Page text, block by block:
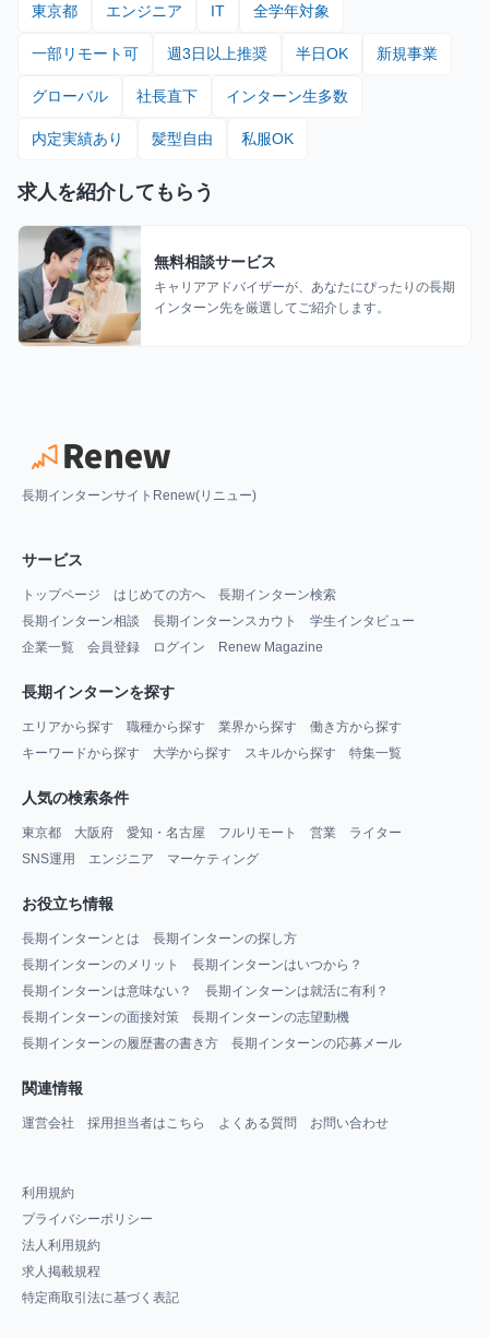
東京都 エンジニア IT 全学年対象
一部リモート可 週3日以上推奨 半日OK 新規事業
グローバル 社長直下 インターン生多数
内定実績あり 髪型自由 私服OK
求人を紹介してもらう
無料相談サービス
キャリアアドバイザーが、あなたにぴったりの長期
インターン先を厳選してご紹介します。
長期インターンサイトRenew(リニュー)
サービス
トップページ はじめての方へ
長期インターン検索
長期インターン相談
長期インターンスカウト
学生インタビュー
企業一覧
会員登録 ログイン Renew Magazine
長期インターンを探す
エリアから探す 職種から探す 業界から探す
働き方から探す
キーワードから探す
大学から探す スキルから探す 特集一覧
人気の検索条件
東京都 大阪府 愛知・名古屋 フルリモート 営業
ライター
SNS運用
エンジニア マーケティング
お役立ち情報
長期インターンとは
長期インターンの探し方
長期インターンのメリット
長期インターンはいつから？
長期インターンは意味ない？
長期インターンは就活に有利？
長期インターンの面接対策
長期インターンの志望動機
長期インターンの履歴書の書き方
長期インターンの応募メール
関連情報
運営会社 採用担当者はこちら よくある質問 お問い合わせ
利用規約
プライバシーポリシー
法人利用規約
求人掲載規程
特定商取引法に基づく表記